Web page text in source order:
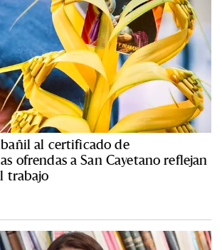
al certificado de
ofrendas a San Cayetano reflejan
trabajo